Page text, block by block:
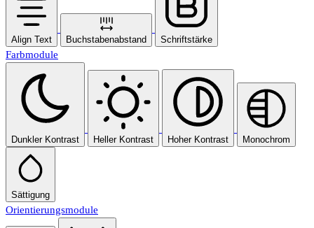
Align Text Buchstabenabstand Schriftstärke
Farbmodule
Dunkler Kontrast Heller Kontrast Hoher Kontrast Monochrom
Sättigung
Orientierungsmodule